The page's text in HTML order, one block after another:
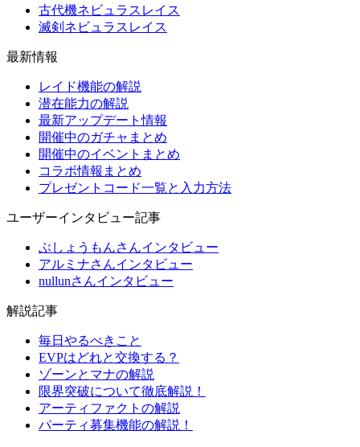
古代機ネビュラスレイス
滅剣ネビュラスレイス
最新情報
レイド機能の解説
潜在能力の解説
最新アップデート情報
開催中のガチャまとめ
開催中のイベントまとめ
コラボ情報まとめ
プレゼントコード一覧と入力方法
ユーザーインタビュー記事
ぶしょうもんさんインタビュー
アルミナさんインタビュー
nullunさんインタビュー
解説記事
毎日やるべきこと
EVPはどれと交換する？
ゾーンとマナの解説
限界突破について徹底解説！
アーティファクトの解説
パーティ募集機能の解説！